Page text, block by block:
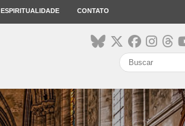
ESPIRITUALIDADE CONTATO